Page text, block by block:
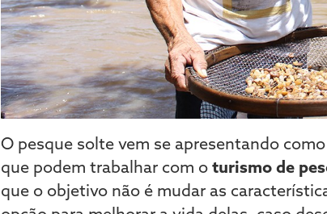
O pesque solte vem se apresentando
que podem trabalhar com oturismo de
que o objetivo não é mudar as